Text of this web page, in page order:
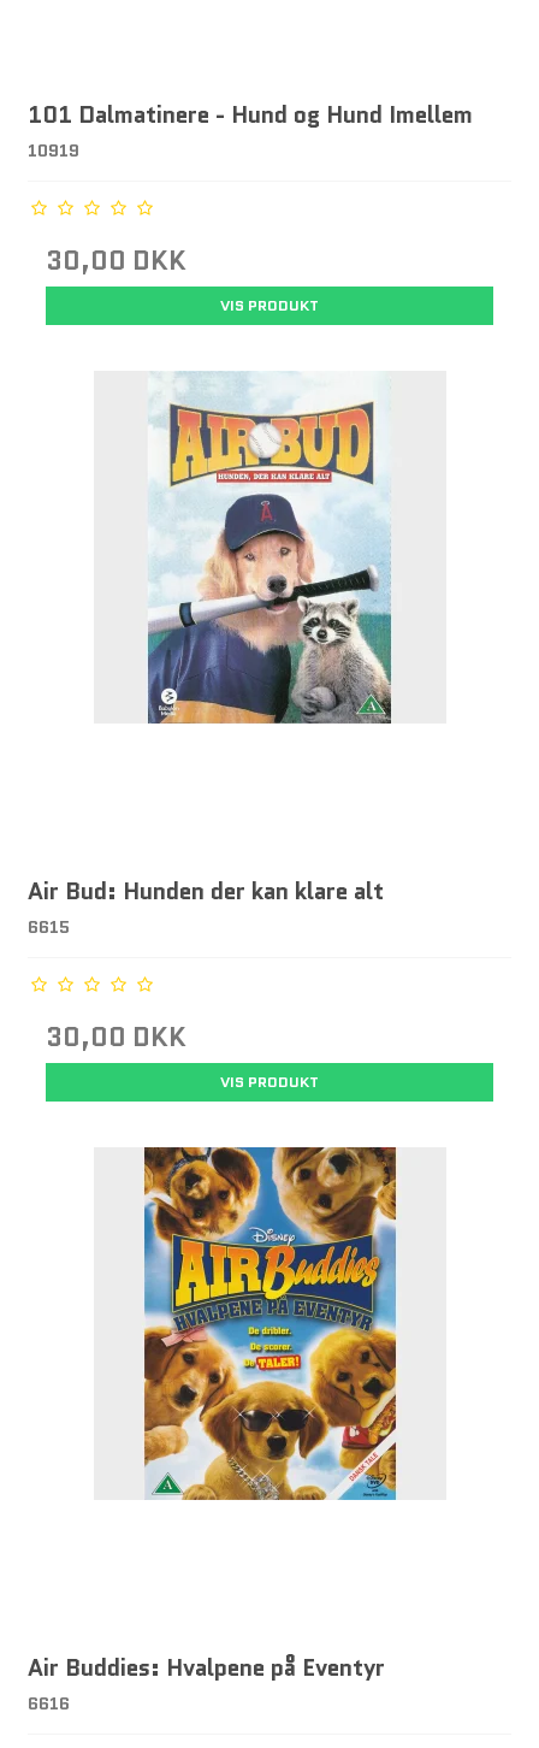
101 Dalmatinere - Hund og Hund Imellem
10919
30,00 DKK
VIS PRODUKT
Air Bud: Hunden der kan klare alt
6615
30,00 DKK
VIS PRODUKT
Air Buddies: Hvalpene på Eventyr
6616